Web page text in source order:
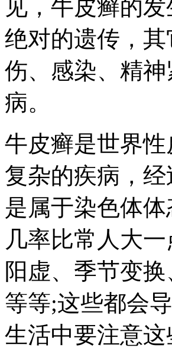
见，牛皮癣的
绝对的遗传，
伤、感染、精
病。
牛皮癣是世界
复杂的疾病，
是属于染色体
几率比常人大
阳虚、季节变
等等;这些都会
生活中要注意这